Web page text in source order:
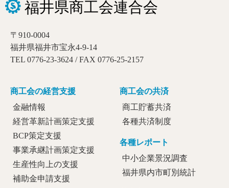
〒910-0004
福井県福井市宝永4-9-14
TEL 0776-23-3624 / FAX 0776-25-2157
商工会の経営支援
金融情報
経営革新計画策定支援
BCP策定支援
事業承継計画策定支援
生産性向上の支援
補助金申請支援
商工会の共済
商工貯蓄共済
各種共済制度
各種レポート
中小企業景況調査
福井県内市町別統計